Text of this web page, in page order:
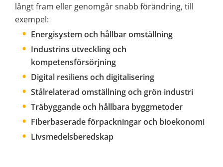
långt fram eller genomgår snabb förändring, till
exempel:
Energisystem och hållbar omställning
Industrins utveckling och
kompetensförsörjning
Digital resiliens och digitalisering
Stålrelaterad omställning och grön industri
Träbyggande och hållbara byggmetoder
Fiberbaserade förpackningar och bioekonomi
Livsmedelsberedskap